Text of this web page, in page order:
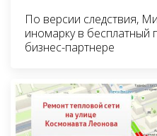
По версии следствия,
иномарку в бесплатный
бизнес-партнере